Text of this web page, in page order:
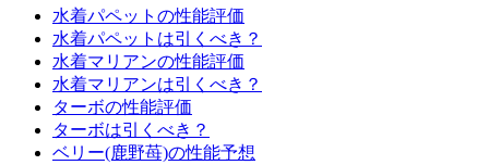
水着パペットの性能評価
水着パペットは引くべき？
水着マリアンの性能評価
水着マリアンは引くべき？
ターボの性能評価
ターボは引くべき？
ベリー(鹿野苺)の性能予想